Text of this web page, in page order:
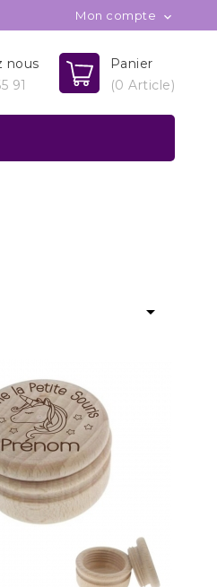
Mon compte 
Panier
(0 Article)
nous
91
